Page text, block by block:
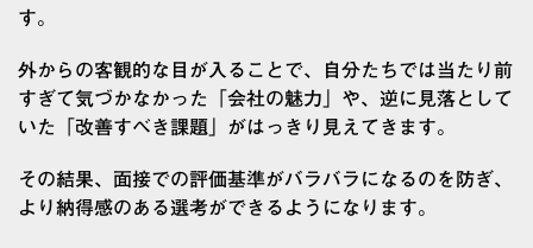
す。
外からの客観的な目が入ることで、自分たちでは当たり前
すぎて気づかなかった「会社の魅力」や、逆に見落として
いた「改善すべき課題」がはっきり見えてきます。
その結果、面接での評価基準がバラバラになるのを防ぎ、
より納得感のある選考ができるようになります。